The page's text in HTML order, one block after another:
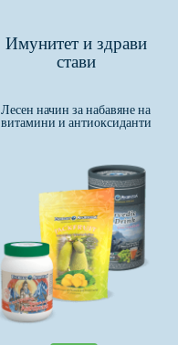
Имунитет и здрави
стави
Лесен начин за набавяне на
витамини и антиоксиданти